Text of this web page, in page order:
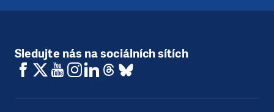
Sledujte nás na sociálních sítích